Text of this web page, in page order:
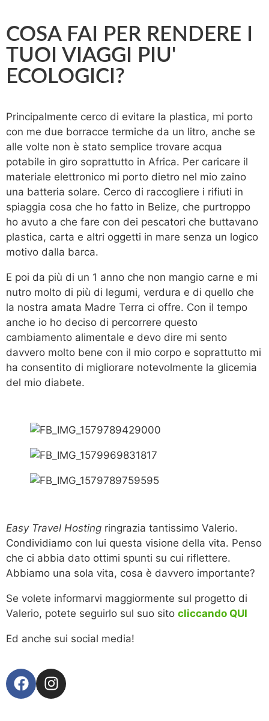
COSA FAI PER RENDERE I
TUOI VIAGGI PIU'
ECOLOGICI?
Principalmente cerco di evitare la plastica, mi porto
con me due borracce termiche da un litro, anche se
alle volte non è stato semplice trovare acqua
potabile in giro soprattutto in Africa. Per caricare il
materiale elettronico mi porto dietro nel mio zaino
una batteria solare. Cerco di raccogliere i rifiuti in
spiaggia cosa che ho fatto in Belize, che purtroppo
ho avuto a che fare con dei pescatori che buttavano
plastica, carta e altri oggetti in mare senza un logico
motivo dalla barca.
E poi da più di un 1 anno che non mangio carne e mi
nutro molto di più di legumi, verdura e di quello che
la nostra amata Madre Terra ci offre. Con il tempo
anche io ho deciso di percorrere questo
cambiamento alimentale e devo dire mi sento
davvero molto bene con il mio corpo e soprattutto mi
ha consentito di migliorare notevolmente la glicemia
del mio diabete.
Easy Travel Hosting ringrazia tantissimo Valerio.
Condividiamo con lui questa visione della vita. Penso
che ci abbia dato ottimi spunti su cui riflettere.
Abbiamo una sola vita, cosa è davvero importante?
Se volete informarvi maggiormente sul progetto di
Valerio, potete seguirlo sul suo sito cliccando QUI
Ed anche sui social media!